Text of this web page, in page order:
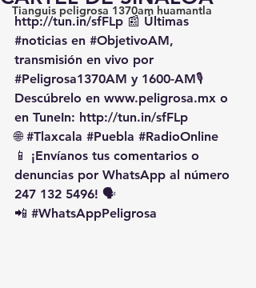
Tianguis peligrosa 1370am huamantla
http://tun.in/sfFLp 📰 Últimas
#noticias en #ObjetivoAM,
transmisión en vivo por
#Peligrosa1370AM y 1600-AM🎙️
Descúbrelo en www.peligrosa.mx o
en TuneIn: http://tun.in/sfFLp
🌐 #Tlaxcala #Puebla #RadioOnline
📱 ¡Envíanos tus comentarios o
denuncias por WhatsApp al número
247 132 5496! 🗣️
📲 #WhatsAppPeligrosa